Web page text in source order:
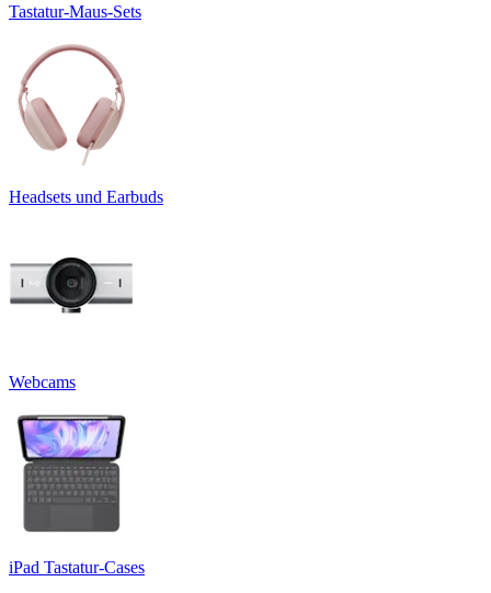
Tastatur-Maus-Sets
Headsets und Earbuds
Webcams
iPad Tastatur-Cases